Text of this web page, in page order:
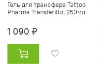
Гель для трансфера Tattoo
Pharma Transferillo, 250мл
1 090 ₽